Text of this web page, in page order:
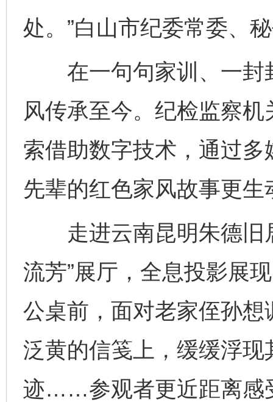
处。”白山市纪委常委、
在一句句家训、一封
风传承至今。纪检监察
索借助数字技术，通过
先辈的红色家风故事更生
走进云南昆明朱德旧
流芳”展厅，全息投影展
公桌前，面对老家侄孙
泛黄的信笺上，缓缓浮现
迹……参观者更近距离感